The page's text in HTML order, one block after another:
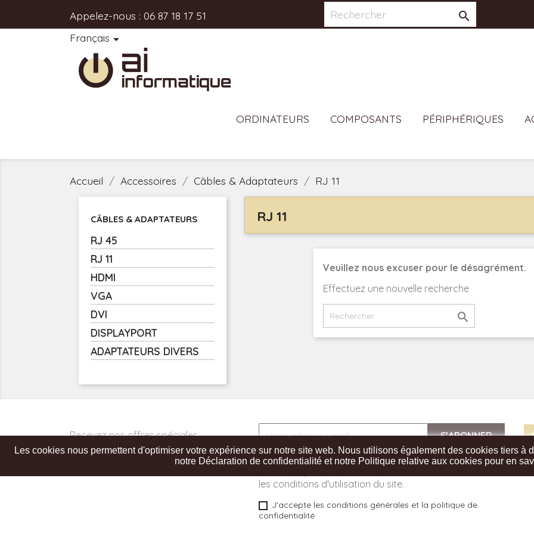
Appelez-nous : 06 87 18 17 51
Français 

ORDINATEURS COMPOSANTS PÉRIPHÉRIQUES
Accueil Accessoires Câbles & Adaptateurs RJ 11
CÂBLES & ADAPTATEURS
RJ 45
RJ 11
HDMI
VGA
DVI
DISPLAYPORT
ADAPTATEURS DIVERS
RJ 11
Veuillez nous excuser pour le désagrément.
Effectuez une nouvelle recherche

Recevez nos offres spéciales
Vous pouvez vous désinscrire à tout moment. Vous
les conditions d'utilisation du site.
J'accepte les conditions générales et la politique de
confidentialité
Les cookies nous permettent d'optimiser votre expérience sur notre site web. Nous utilisons également des cookies tiers
notre Déclaration de confidentialité et notre Politique relative aux cookies pour en